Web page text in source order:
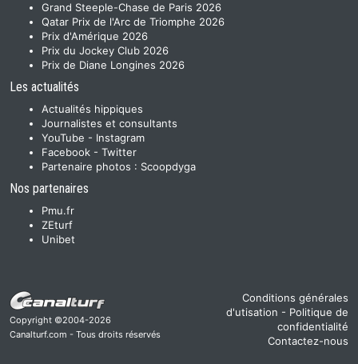
Grand Steeple-Chase de Paris 2026
Qatar Prix de l'Arc de Triomphe 2026
Prix d'Amérique 2026
Prix du Jockey Club 2026
Prix de Diane Longines 2026
Les actualités
Actualités hippiques
Journalistes et consultants
YouTube - Instagram
Facebook - Twitter
Partenaire photos : Scoopdyga
Nos partenaires
Pmu.fr
ZEturf
Unibet
Copyright ©2004-2026
Canalturf.com - Tous droits réservés
Conditions générales
d'utisation - Politique de
confidentialité
Contactez-nous